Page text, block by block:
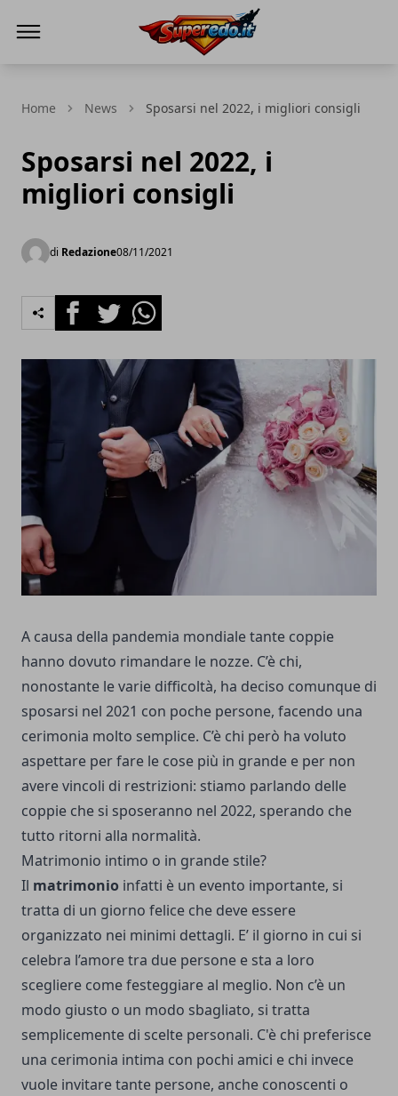
Home News Sposarsi nel 2022, i migliori consigli
Sposarsi nel 2022, i
migliori consigli
di Redazione08/11/2021
FacebookTwitterWhatsapp
A causa della pandemia mondiale tante coppie
hanno dovuto rimandare le nozze. C’è chi,
nonostante le varie difficoltà, ha deciso comunque di
sposarsi nel 2021 con poche persone, facendo una
cerimonia molto semplice. C’è chi però ha voluto
aspettare per fare le cose più in grande e per non
avere vincoli di restrizioni: stiamo parlando delle
coppie che si sposeranno nel 2022, sperando che
tutto ritorni alla normalità.
Matrimonio intimo o in grande stile?
Il matrimonio infatti è un evento importante, si
tratta di un giorno felice che deve essere
organizzato nei minimi dettagli. E’ il giorno in cui si
celebra l’amore tra due persone e sta a loro
scegliere come festeggiare al meglio. Non c’è un
modo giusto o un modo sbagliato, si tratta
semplicemente di scelte personali. C'è chi preferisce
una cerimonia intima con pochi amici e chi invece
vuole invitare tante persone, anche conoscenti o